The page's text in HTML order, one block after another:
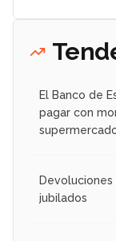
El Banco de
pagar con
jubilados